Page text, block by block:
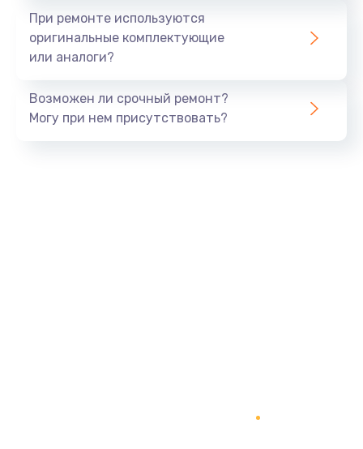
Заказать
Замена шлейфа матрицы
Заказать
При ремонте используются
оригинальные комплектующие
или аналоги?
Возможен ли срочный ремонт?
Могу при нем присутствовать?